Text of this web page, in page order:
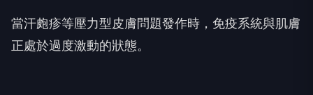
當汗皰疹等壓力型皮膚問題發作時，免疫系統與肌膚
正處於過度激動的狀態。